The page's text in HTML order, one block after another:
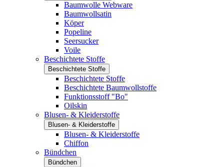
Baumwolle Webware
Baumwollsatin
Köper
Popeline
Seersucker
Voile
Beschichtete Stoffe
Beschichtete Stoffe
Beschichtete Stoffe
Beschichtete Baumwollstoffe
Funktionsstoff "Bo"
Oilskin
Blusen- & Kleiderstoffe
Blusen- & Kleiderstoffe
Blusen- & Kleiderstoffe
Chiffon
Bündchen
Bündchen